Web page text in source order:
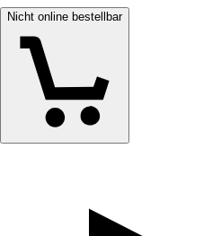
Nicht online bestellbar